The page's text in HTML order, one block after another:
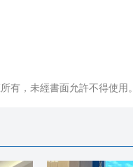
有，未經書面允許不得使用。